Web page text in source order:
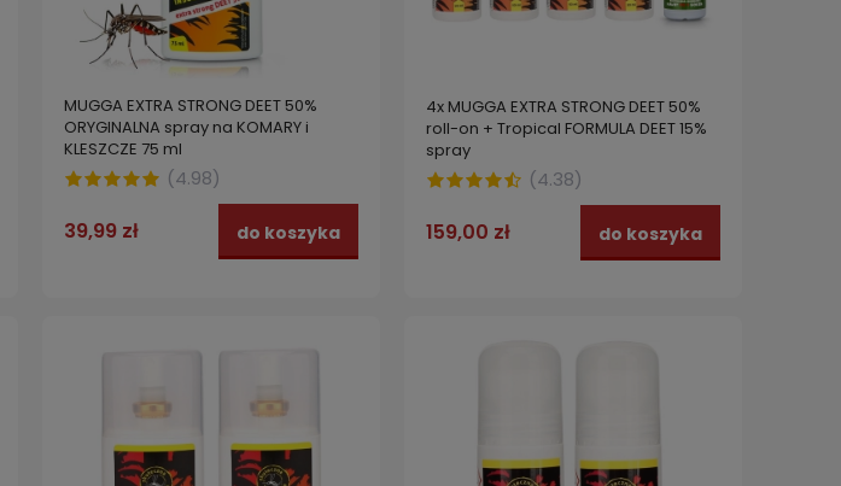
MUGGA EXTRA STRONG DEET 50%
ORYGINALNA spray na KOMARY i
KLESZCZE 75 ml
(4.98)
39,99 zł do koszyka
4x MUGGA EXTRA STRONG DEET 50%
roll-on + Tropical FORMULA DEET 15%
spray
(4.38)
159,00 zł do koszyka